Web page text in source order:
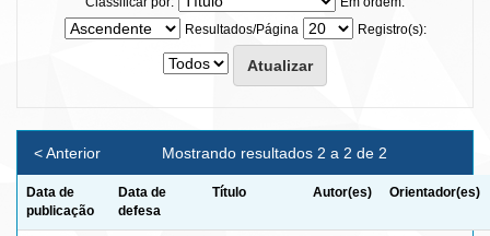
Resultados/Página
Registro(s):
Mostrando resultados 2 a 2 de 2
< Anterior
Data de
publicação
Data de
defesa
Título Autor(es) Orientador(es)